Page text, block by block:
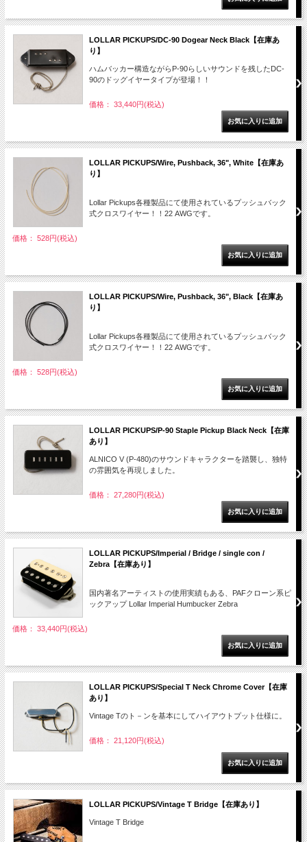
LOLLAR PICKUPS/DC-90 Dogear Neck Black【在庫あ
り】
ハムバッカー構造ながらP-90らしいサウンドを残したDC-
90のドッグイヤータイプが登場！！
価格： 33,440円(税込)
LOLLAR PICKUPS/Wire, Pushback, 36", White【在庫あ
り】
Lollar Pickups各種製品にて使用されているプッシュバック
式クロスワイヤー！！22 AWGです。
価格： 528円(税込)
LOLLAR PICKUPS/Wire, Pushback, 36", Black【在庫あ
り】
Lollar Pickups各種製品にて使用されているプッシュバック
式クロスワイヤー！！22 AWGです。
価格： 528円(税込)
LOLLAR PICKUPS/P-90 Staple Pickup Black Neck【在庫
あり】
ALNICO V (P-480)のサウンドキャラクターを踏襲し、独特
の雰囲気を再現しました。
価格： 27,280円(税込)
LOLLAR PICKUPS/Imperial / Bridge / single con /
Zebra【在庫あり】
国内著名アーティストの使用実績もある、PAFクローン系ピ
ックアップ Lollar Imperial Humbucker Zebra
価格： 33,440円(税込)
LOLLAR PICKUPS/Special T Neck Chrome Cover【在庫
あり】
Vintage Tのト－ンを基本にしてハイアウトプット仕様に。
価格： 21,120円(税込)
LOLLAR PICKUPS/Vintage T Bridge【在庫あり】
Vintage T Bridge